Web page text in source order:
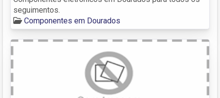
seguimentos.
Componentes em Dourados